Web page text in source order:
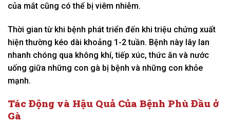
của mắt cũng có thể bị viêm nhiễm.
Thời gian từ khi bệnh phát triển đến khi triệu chứng xuất
hiện thường kéo dài khoảng 1-2 tuần. Bệnh này lây lan
nhanh chóng qua không khí, tiếp xúc, thức ăn và nước
uống giữa những con gà bị bệnh và những con khỏe
mạnh.
Tác Động và Hậu Quả Của Bệnh Phù Đầu ở
Gà